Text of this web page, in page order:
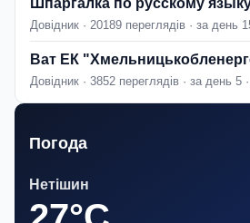
Шпаргалка по русскому
Довідник · 20189 переглядів · за день
Ват ЕК
Довідник · 3852 переглядів · за день 5
Погода
Нетішин